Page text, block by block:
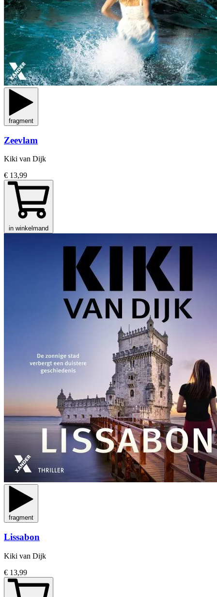
fragment
Zeevlam
Kiki van Dijk
€ 13,99
in winkelmand
fragment
Lissabon
Kiki van Dijk
€ 13,99